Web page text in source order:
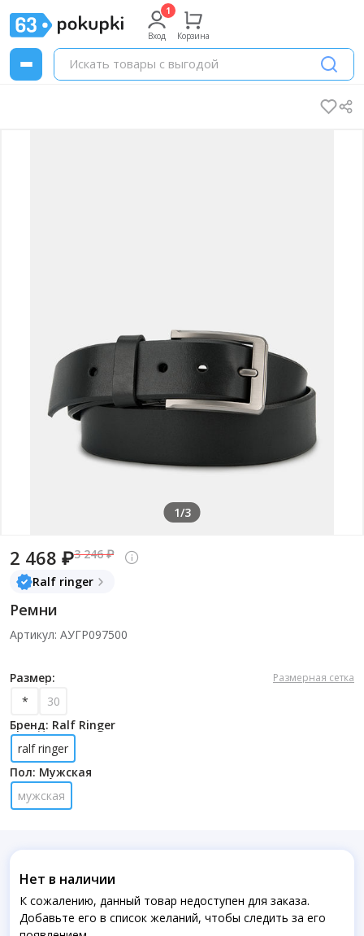
Вход Корзина
1/3
2 468 ₽3 246 ₽
Ralf ringer
Ремни
Артикул: АУГР097500
Размер: Размерная сетка
*
30
Бренд: Ralf Ringer
ralf ringer
Пол: Мужская
мужская
Нет в наличии
К сожалению, данный товар недоступен для заказа.
Добавьте его в список желаний, чтобы следить за его